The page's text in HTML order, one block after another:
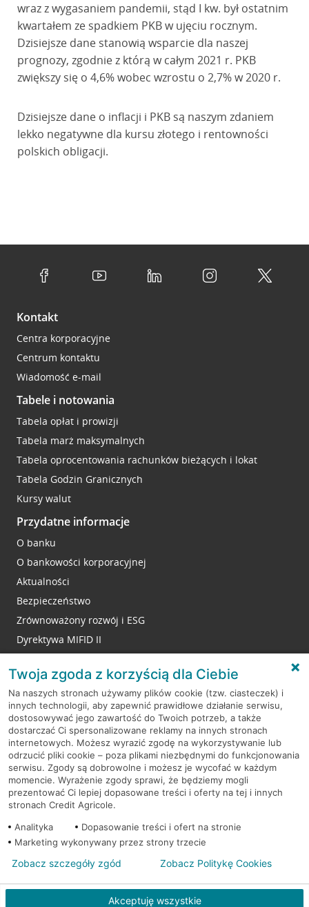
wraz z wygasaniem pandemii, stąd I kw. był ostatnim
kwartałem ze spadkiem PKB w ujęciu rocznym.
Dzisiejsze dane stanowią wsparcie dla naszej
prognozy, zgodnie z którą w całym 2021 r. PKB
zwiększy się o 4,6% wobec wzrostu o 2,7% w 2020 r.
Dzisiejsze dane o inflacji i PKB są naszym zdaniem
lekko negatywne dla kursu złotego i rentowności
polskich obligacji.
Kontakt
Centra korporacyjne
Centrum kontaktu
Wiadomość e-mail
Tabele i notowania
Tabela opłat i prowizji
Tabela marż maksymalnych
Tabela oprocentowania rachunków bieżących i lokat
Tabela Godzin Granicznych
Kursy walut
Przydatne informacje
O banku
O bankowości korporacyjnej
Aktualności
Bezpieczeństwo
Zrównoważony rozwój i ESG
Dyrektywa MIFID II
RODO
Regulamin serwisu
Mapa serwisu
PolitykaCookies
© 2026 Credit Agricole Bank Polska S.A. Wszelkie prawa zastrzeżone
Twoja zgoda z korzyścią dla Ciebie
Na naszych stronach używamy plików cookie (tzw. ciasteczek) i
innych technologii, aby zapewnić prawidłowe działanie serwisu,
dostosowywać jego zawartość do Twoich potrzeb, a także
dostarczać Ci spersonalizowane reklamy na innych stronach
internetowych. Możesz wyrazić zgodę na wykorzystywanie lub
odrzucić pliki cookie – poza plikami niezbędnymi do funkcjonowania
serwisu. Zgody są dobrowolne i możesz je wycofać w każdym
momencie. Wyrażenie zgody sprawi, że będziemy mogli
prezentować Ci lepiej dopasowane treści i oferty na tej i innych
stronach Credit Agricole.
Analityka
Dopasowanie treści i ofert na stronie
Marketing wykonywany przez strony trzecie
Akceptuję wszystkie
Zobacz szczegóły zgód Zobacz Politykę Cookies